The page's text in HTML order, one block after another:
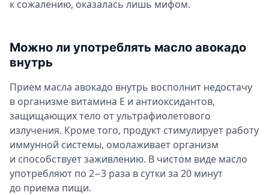
к сожалению, оказалась лишь мифом.
Можно ли употреблять масло авокадо
внутрь
Прием масла авокадо внутрь восполнит недостачу
в организме витамина Е и антиоксидантов,
защищающих тело от ультрафиолетового
излучения. Кроме того, продукт стимулирует работу
иммунной системы, омолаживает организм
и способствует заживлению. В чистом виде масло
употребляют по 2−3 раза в сутки за 20 минут
до приема пищи.